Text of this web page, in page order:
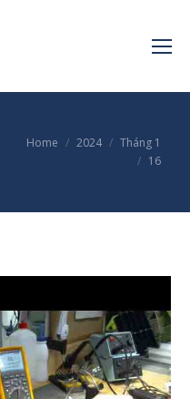
You are here:
Home 2024
Tháng 1
16